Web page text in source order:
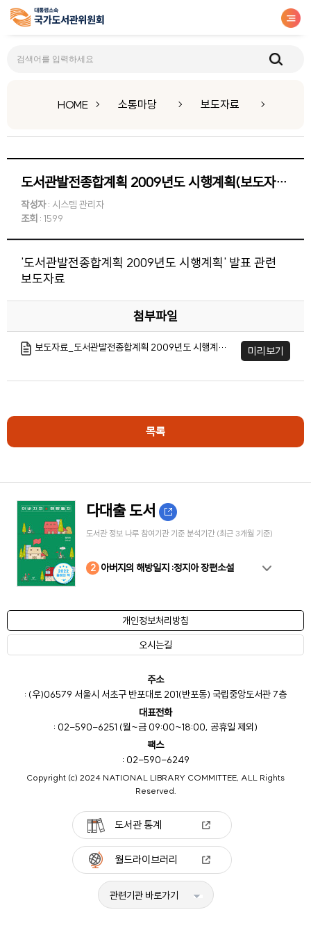
HOME 소통마당 보도자료
도서관발전종합계획 2009년도 시행계획(보도자료)
작성자: 시스템 관리자
조회 : 1599
'도서관발전종합계획 2009년도 시행계획' 발표 관련
보도자료
첨부파일
보도자료_도서관발전종합계획 2009년도 시행계획 확정·발표.hwp 미리보기
목록
다대출 도서
도서관 정보 나루 참여기관 기준 분석기간 (최근 3개월 기준)
1
2 아버지의 해방일지 :정지아 장편소설
3
4
5
6
7
8
9
10
개인정보처리방침
오시는길
주소
: (우)06579 서울시 서초구 반포대로 201(반포동) 국립중앙도서관 7층
대표전화
: 02-590-6251 (월~금 09:00~18:00, 공휴일 제외)
팩스
: 02-590-6249
Copyright (c) 2024 NATIONAL LIBRARY COMMITTEE, ALL Rights
Reserved.
도서관 통계
월드라이브러리
관련기관 바로가기